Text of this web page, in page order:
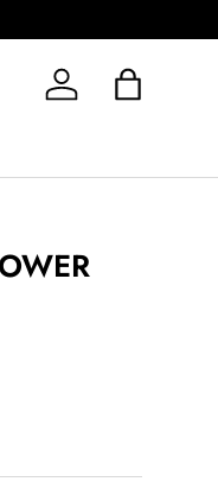
Iniciar sesión
Bolsa